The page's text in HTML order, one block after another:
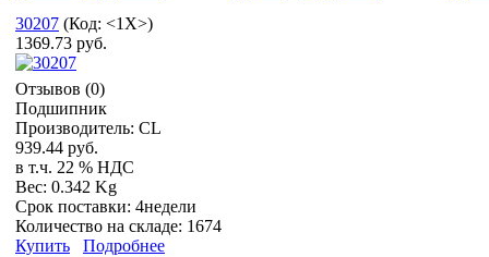
30207 (Код: <1X>)
1369.73 руб.
Отзывов (0)
Подшипник
Производитель: CL
939.44 руб.
в т.ч. 22 % НДС
Вес: 0.342 Kg
Срок поставки: 4недели
Количество на складе: 1674
Купить
Подробнее